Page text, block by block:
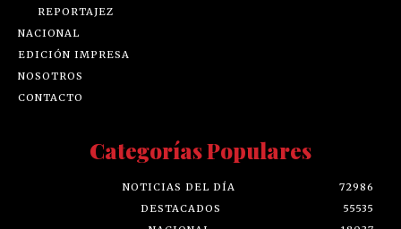
REPORTAJEZ
NACIONAL
EDICIÓN IMPRESA
NOSOTROS
CONTACTO
Categorías Populares
NOTICIAS DEL DÍA
72986
DESTACADOS
55535